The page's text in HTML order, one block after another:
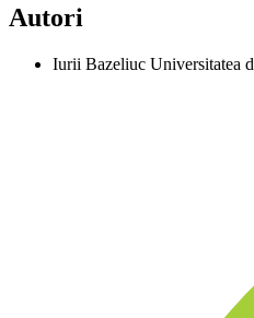
Autori
Iurii Bazeliuc Universitatea